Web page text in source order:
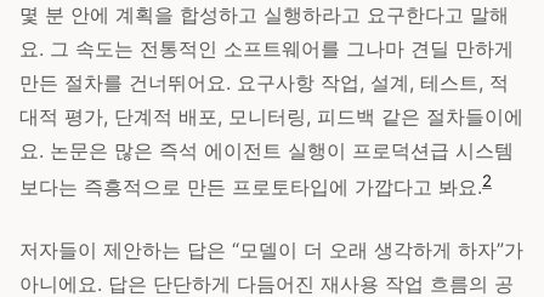
몇 분 안에 계획을 합성하고 실행하라고 요구한다고 말해
요. 그 속도는 전통적인 소프트웨어를 그나마 견딜 만하게
만든 절차를 건너뛰어요. 요구사항 작업, 설계, 테스트, 적
대적 평가, 단계적 배포, 모니터링, 피드백 같은 절차들이에
요. 논문은 많은 즉석 에이전트 실행이 프로덕션급 시스템
보다는 즉흥적으로 만든 프로토타입에 가깝다고 봐요.2
저자들이 제안하는 답은 “모델이 더 오래 생각하게 하자”가
아니에요. 답은 단단하게 다듬어진 재사용 작업 흐름의 공